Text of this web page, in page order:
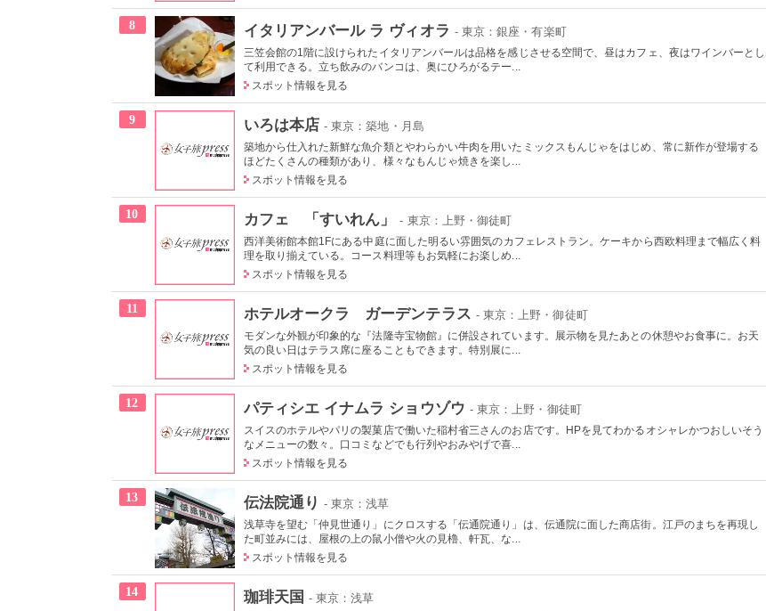
8 イタリアンバール ラ ヴィオラ - 東京：銀座・有楽町
三笠会館の1階に設けられたイタリアンバールは品格を感じさせる空間で、昼はカフェ、夜はワインバーとし
て利用できる。立ち飲みのバンコは、奥にひろがるテー...
スポット情報を見る
9 いろは本店 - 東京：築地・月島
築地から仕入れた新鮮な魚介類とやわらかい牛肉を用いたミックスもんじゃをはじめ、常に新作が登場する
ほどたくさんの種類があり、様々なもんじゃ焼きを楽し...
スポット情報を見る
10 カフェ 「すいれん」 - 東京：上野・御徒町
西洋美術館本館1Fにある中庭に面した明るい雰囲気のカフェレストラン。ケーキから西欧料理まで幅広く料
理を取り揃えている。コース料理等もお気軽にお楽しめ...
スポット情報を見る
11 ホテルオークラ ガーデンテラス - 東京：上野・御徒町
モダンな外観が印象的な『法隆寺宝物館』に併設されています。展示物を見たあとの休憩やお食事に。お天
気の良い日はテラス席に座ることもできます。特別展に...
スポット情報を見る
12 パティシエ イナムラ ショウゾウ - 東京：上野・御徒町
スイスのホテルやパリの製菓店で働いた稲村省三さんのお店です。HPを見てわかるオシャレかつおしいそう
なメニューの数々。口コミなどでも行列やおみやげで喜...
スポット情報を見る
13 伝法院通り - 東京：浅草
浅草寺を望む「仲見世通り」にクロスする「伝通院通り」は、伝通院に面した商店街。江戸のまちを再現し
た町並みには、屋根の上の鼠小僧や火の見櫓、軒瓦、な...
スポット情報を見る
14 珈琲天国 - 東京：浅草